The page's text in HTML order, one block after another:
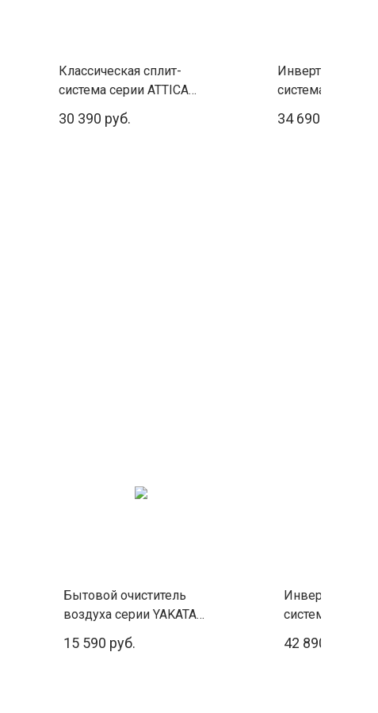
Классическая сплит-
система серии ATTICA
NERO RC-AN22HN
(комплект)
30 390 руб.
Инверторная
система серии
09UW4RYRCM05
34 690 руб.
Бытовой очиститель
воздуха серии YAKATA
HAP-Y300S01W
15 590 руб.
Инверторная
система Royal
FCE35HN
42 890 руб.